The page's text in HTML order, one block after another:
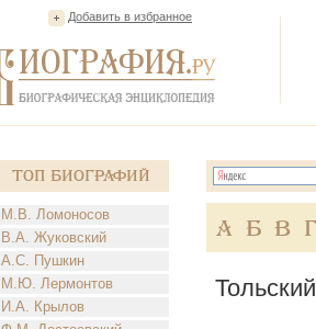
Добавить в избранное
Топ Биографий
М.В. Ломоносов
В.А. Жуковский
А.С. Пушкин
М.Ю. Лермонтов
И.А. Крылов
А Б В